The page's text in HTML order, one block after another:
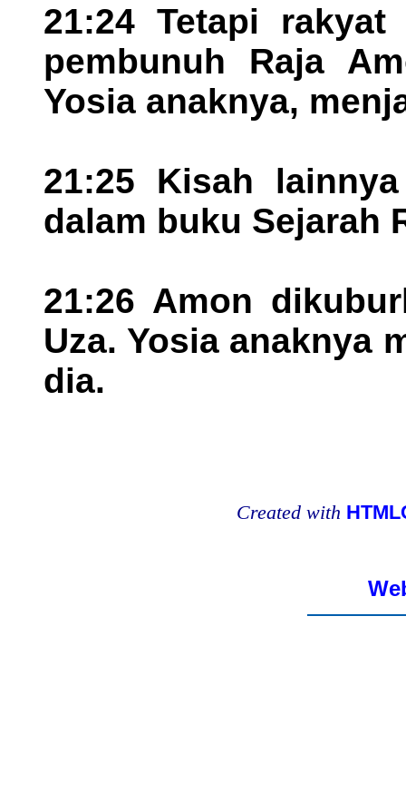
21:24 Tetapi rakyat
pembunuh Raja
Yosia anaknya,
21:25 Kisah
dalam buku Sejarah
21:26 Amon
Uza. Yosia anaknya
dia.
Created with